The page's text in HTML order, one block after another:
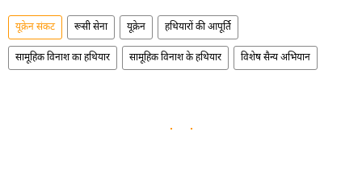
यूक्रेन संकट रूसी सेना यूक्रेन हथियारों की आपूर्ति
सामूहिक विनाश का हथियार सामूहिक विनाश के हथियार विशेष सैन्य अभियान